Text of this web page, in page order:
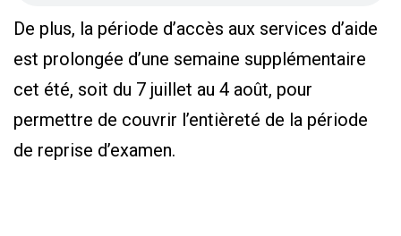
De plus, la période d’accès aux services d’aide
est prolongée d’une semaine supplémentaire
cet été, soit du 7 juillet au 4 août, pour
permettre de couvrir l’entièreté de la période
de reprise d’examen.